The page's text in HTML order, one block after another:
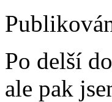
Po delší
ale pak